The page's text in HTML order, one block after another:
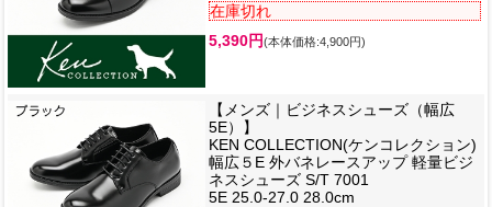
在庫切れ
5,390円(本体価格:4,900円)
【メンズ｜ビジネスシューズ（幅広
5E）】
KEN COLLECTION(ケンコレクション)
幅広５E 外バネレースアップ 軽量ビジ
ネスシューズ S/T 7001
5E 25.0-27.0 28.0cm